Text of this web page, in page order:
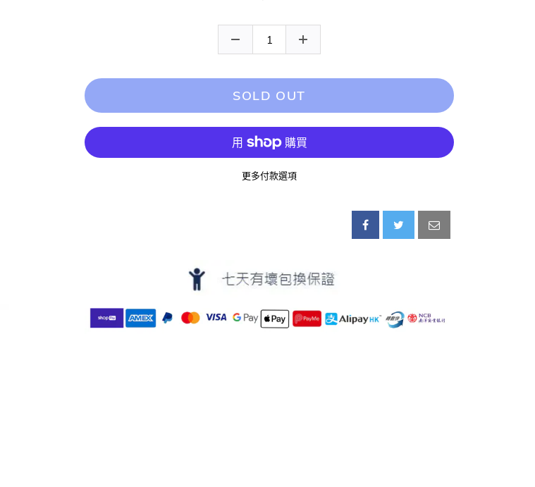
SOLD OUT
更多付款選項